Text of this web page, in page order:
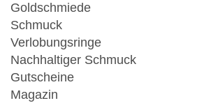
Goldschmiede
Schmuck
Verlobungsringe
Nachhaltiger Schmuck
Gutscheine
Magazin